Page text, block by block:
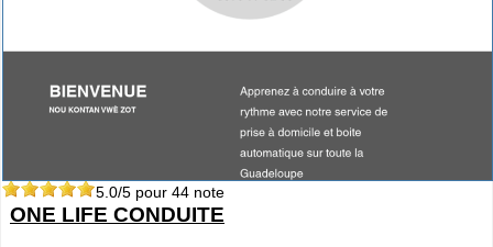
5.0/5 pour 44 note
ONE LIFE CONDUITE